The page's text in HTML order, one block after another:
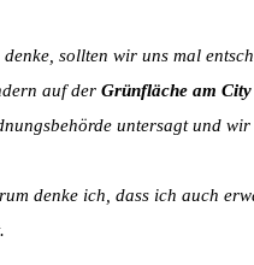
denke, sollten wir uns mal
auf der Grünfläche am
untersagt und wir
denke ich, dass ich auch